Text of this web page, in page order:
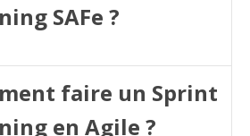
SAFe ?
faire un Sprint
en Agile ?